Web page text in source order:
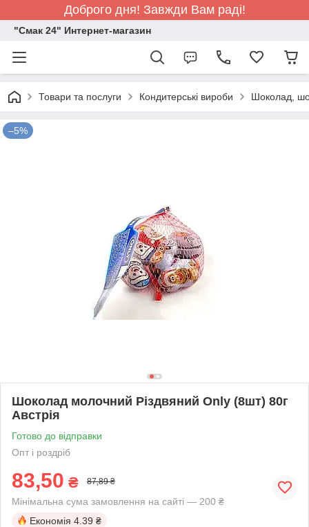
Доброго дня! Завжди Вам раді!
"Смак 24" Интернет-магазин
Товари та послуги Кондитерські вироби Шоколад,
–5%
Шоколад молочний Різдвяний Only (8шт) 80г
Австрія
Готово до відправки
Опт і роздріб
83,50 ₴ 87,89 ₴
Мінімальна сума замовлення на сайті — 200 ₴
Економія 4.39 ₴